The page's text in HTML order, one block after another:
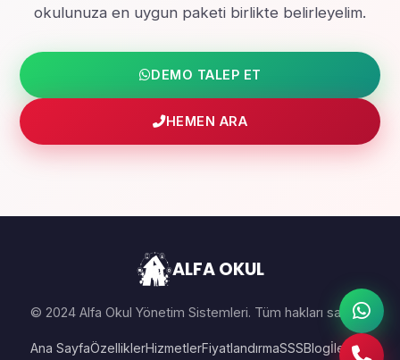
okulunuza en uygun paketi birlikte belirleyelim.
DEMO TALEP ET
HEMEN ARA
ALFA OKUL
© 2024 Alfa Okul Yönetim Sistemleri. Tüm hakları saklıdır.
Ana SayfaÖzelliklerHizmetlerFiyatlandırmaSSSBlogİletişim